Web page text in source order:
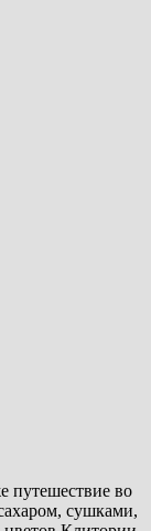
путешествие во
сушками,